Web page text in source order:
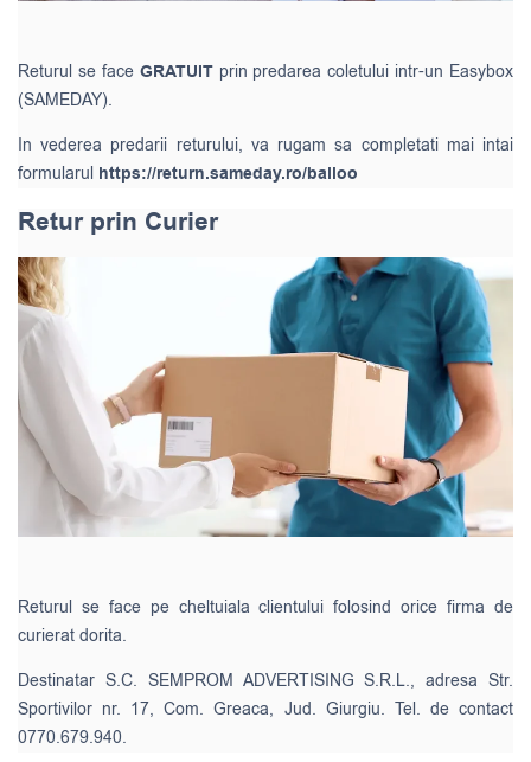
Returul se face GRATUIT prin predarea coletului intr-un Easybox
(SAMEDAY).
In vederea predarii returului, va rugam sa completati mai intai
formularul https://return.sameday.ro/balloo
Retur prin Curier
Returul se face pe cheltuiala clientului folosind orice firma de
curierat dorita.
Destinatar S.C. SEMPROM ADVERTISING S.R.L., adresa Str.
Sportivilor nr. 17, Com. Greaca, Jud. Giurgiu. Tel. de contact
0770.679.940.